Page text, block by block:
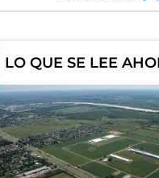
LO QUE SE LEE